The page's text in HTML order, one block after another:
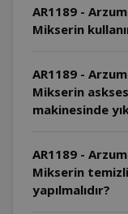
AR1189 -
Mikserin
AR1189 -
Mikserin
makinesinde
AR1189 -
Mikserin
yapılmalıdır?